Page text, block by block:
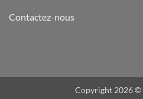
Contactez-nous
Copyright 2026 ©